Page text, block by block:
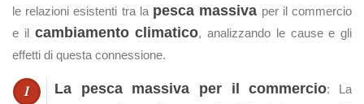
le relazioni esistenti tra la pesca massiva per il commercio
e il cambiamento climatico, analizzando le cause e gli
effetti di questa connessione.
La pesca massiva per il commercio: La